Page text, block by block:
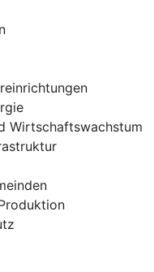
Wirtschaftswachstum